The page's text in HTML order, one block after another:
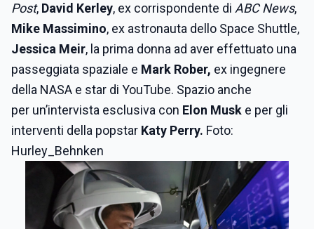
Post, David Kerley, ex corrispondente di ABC News,
Mike Massimino, ex astronauta dello Space Shuttle,
Jessica Meir, la prima donna ad aver effettuato una
passeggiata spaziale e Mark Rober, ex ingegnere
della NASA e star di YouTube. Spazio anche
per un’intervista esclusiva con Elon Musk e per gli
interventi della popstar Katy Perry. Foto:
Hurley_Behnken